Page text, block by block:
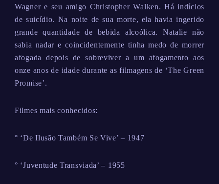
Wagner e seu amigo Christopher Walken. Há indícios
de suicídio. Na noite de sua morte, ela havia ingerido
grande quantidade de bebida alcoólica. Natalie não
sabia nadar e coincidentemente tinha medo de morrer
afogada depois de sobreviver a um afogamento aos
onze anos de idade durante as filmagens de ‘The Green
Promise’.
Filmes mais conhecidos:
° ‘De Ilusão Também Se Vive’ – 1947
° ‘Juventude Transviada’ – 1955